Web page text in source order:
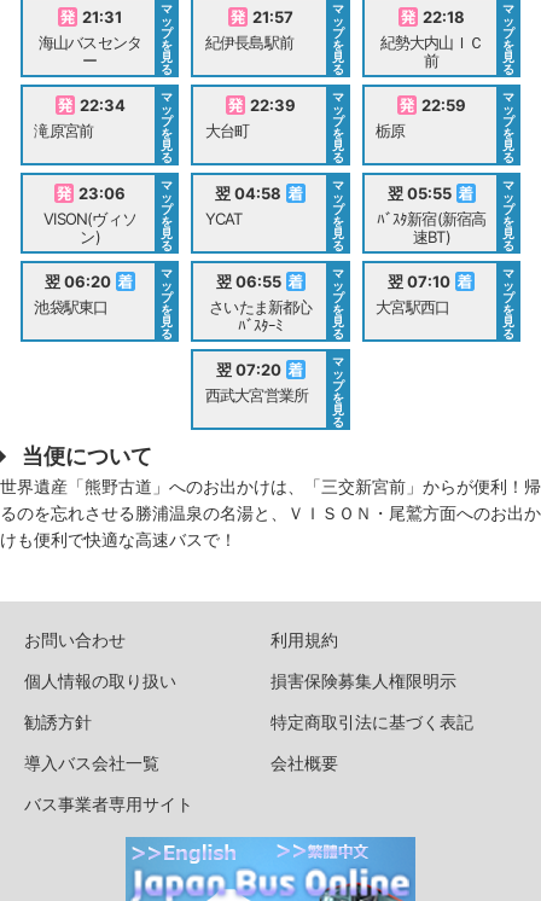
21:31
海山バスセンタ
ー
マ
ッ
プ
を
見
る
21:57
紀伊長島駅前
マ
ッ
プ
を
見
る
22:18
紀勢大内山ＩＣ
前
マ
ッ
プ
を
見
る
22:34
滝原宮前
マ
ッ
プ
を
見
る
22:39
大台町
マ
ッ
プ
を
見
る
22:59
栃原
マ
ッ
プ
を
見
る
23:06
VISON(ヴィソ
ン)
マ
ッ
プ
を
見
る
翌 04:58
YCAT
マ
ッ
プ
を
見
る
翌 05:55
ﾊﾞｽﾀ新宿(新宿高
速BT)
マ
ッ
プ
を
見
る
翌 06:20
池袋駅東口
マ
ッ
プ
を
見
る
翌 06:55
さいたま新都心
ﾊﾞｽﾀｰﾐ
マ
ッ
プ
を
見
る
翌 07:10
大宮駅西口
マ
ッ
プ
を
見
る
翌 07:20
西武大宮営業所
マ
ッ
プ
を
見
る
当便について
世界遺産「熊野古道」へのお出かけは、「三交新宮前」からが便利！帰
るのを忘れさせる勝浦温泉の名湯と、ＶＩＳＯＮ・尾鷲方面へのお出か
けも便利で快適な高速バスで！
お問い合わせ
利用規約
個人情報の取り扱い
損害保険募集人権限明示
勧誘方針
特定商取引法に基づく表記
導入バス会社一覧
会社概要
バス事業者専用サイト